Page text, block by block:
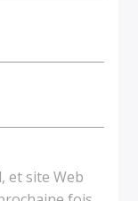
et site Web